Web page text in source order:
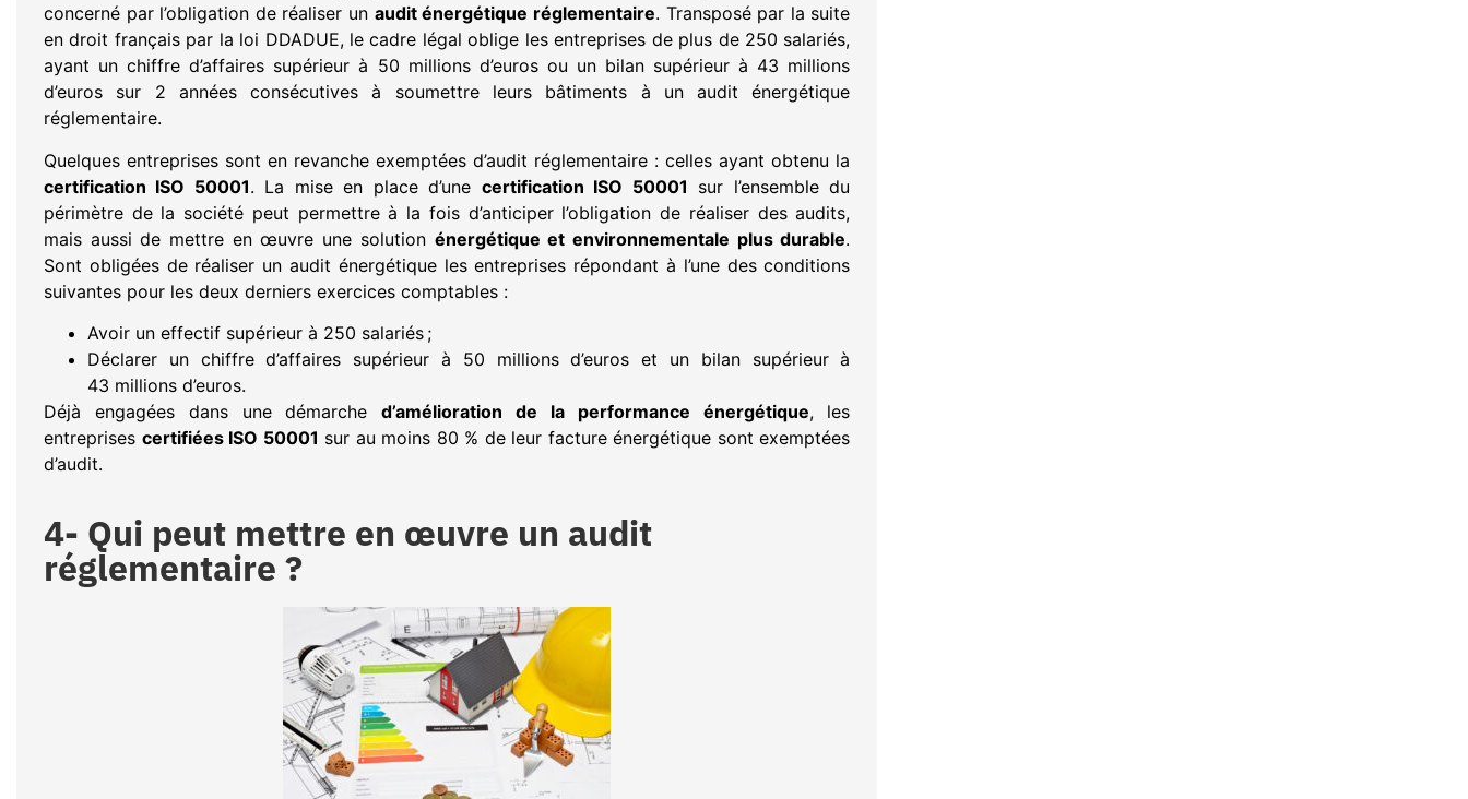
concerné par l’obligation de réaliser un audit énergétique réglementaire. Transposé par la suite
en droit français par la loi DDADUE, le cadre légal oblige les entreprises de plus de 250 salariés,
ayant un chiffre d’affaires supérieur à 50 millions d’euros ou un bilan supérieur à 43 millions
d’euros sur 2 années consécutives à soumettre leurs bâtiments à un audit énergétique
réglementaire.
Quelques entreprises sont en revanche exemptées d’audit réglementaire : celles ayant obtenu la
certification ISO 50001. La mise en place d’une certification ISO 50001 sur l’ensemble du
périmètre de la société peut permettre à la fois d’anticiper l’obligation de réaliser des audits,
mais aussi de mettre en œuvre une solution énergétique et environnementale plus durable.
Sont obligées de réaliser un audit énergétique les entreprises répondant à l’une des conditions
suivantes pour les deux derniers exercices comptables :
Avoir un effectif supérieur à 250 salariés ;
Déclarer un chiffre d’affaires supérieur à 50 millions d’euros et un bilan supérieur à
43 millions d’euros.
Déjà engagées dans une démarched’amélioration de la performance énergétique, les
entreprises certifiées ISO 50001 sur au moins 80 % de leur facture énergétique sont exemptées
d’audit.
4- Qui peut mettre en œuvre un audit
réglementaire ?